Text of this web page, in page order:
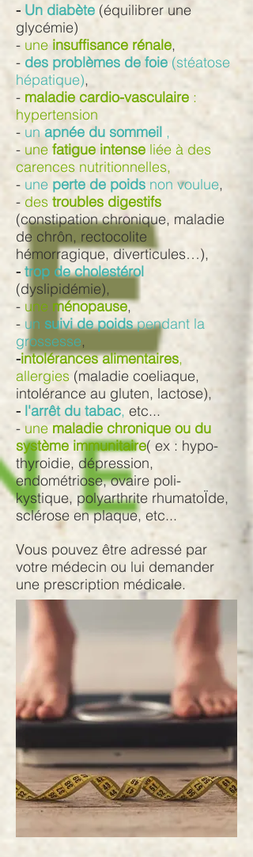
- Un diabète (équilibrer une
glycémie)
- une insuffisance rénale,
- des problèmes de foie (stéatose
hépatique),
- maladie cardio-vasculaire :
hypertension
- unapnée du sommeil ,
- une fatigue intense liée à des
carences nutritionnelles,
- une perte de poids non voulue,
- des troubles digestifs
(constipation chronique, maladie
de chrôn, rectocolite
hémorragique, diverticules…),
- trop de cholestérol
(dyslipidémie),
- une ménopause,
- un suivi de poidspendant la
grossesse,
-intolérances alimentaires,
allergies (maladie coeliaque,
intolérance au gluten, lactose),
- l'arrêt du tabac, etc...
- une maladie chronique ou du
système immunitaire( ex : hypo-
thyroidie, dépression,
endométriose, ovaire poli-
kystique, polyarthrite rhumatoÏde,
sclérose en plaque, etc...
Vous pouvez être adressé par
votre médecin ou lui demander
une prescription médicale.